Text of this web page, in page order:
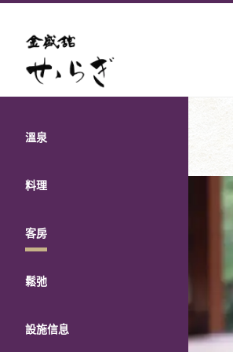
溫泉
料理
客房
鬆弛
設施信息